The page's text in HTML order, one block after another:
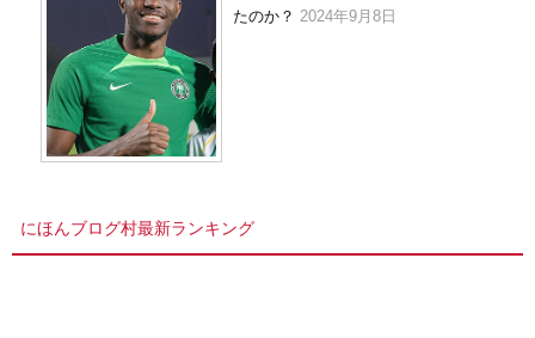
たのか？ 2024年9月8日
にほんブログ村最新ランキング